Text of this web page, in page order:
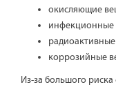
окисляющие
инфекционные
коррозийные
Из-за большого